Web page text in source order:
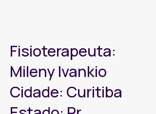
Fisioterapeuta:
Mileny Ivankio
Cidade: Curitiba